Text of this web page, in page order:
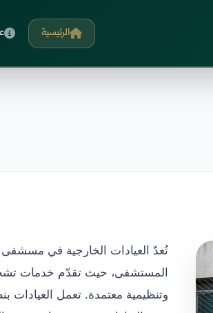
الرئيسية
تُعدّ العيادات الخارجية في
المستشفى، حيث تقدّم خدمات
وتنظيمية معتمدة. تعمل العيادات